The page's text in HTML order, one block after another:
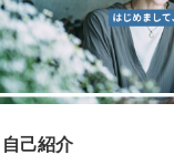
自己紹介